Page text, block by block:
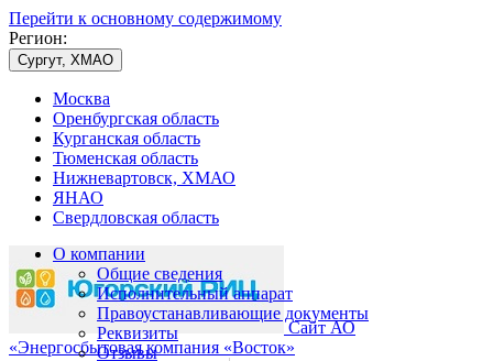
Перейти к основному содержимому
Регион:
Сургут, ХМАО
Москва
Оренбургская область
Курганская область
Тюменская область
Нижневартовск, ХМАО
ЯНАО
Свердловская область
Сайт АО
«Энергосбытовая компания «Восток»
О компании
Общие сведения
Исполнительный аппарат
Правоустанавливающие документы
Реквизиты
Отзывы